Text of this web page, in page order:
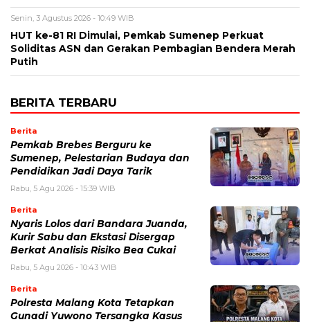
Senin, 3 Agustus 2026 - 10:49 WIB
HUT ke-81 RI Dimulai, Pemkab Sumenep Perkuat
Soliditas ASN dan Gerakan Pembagian Bendera Merah
Putih
BERITA TERBARU
Berita
Pemkab Brebes Berguru ke
Sumenep, Pelestarian Budaya dan
Pendidikan Jadi Daya Tarik
Rabu, 5 Agu 2026 - 15:39 WIB
Berita
Nyaris Lolos dari Bandara Juanda,
Kurir Sabu dan Ekstasi Disergap
Berkat Analisis Risiko Bea Cukai
Rabu, 5 Agu 2026 - 10:43 WIB
Berita
Polresta Malang Kota Tetapkan
Gunadi Yuwono Tersangka Kasus